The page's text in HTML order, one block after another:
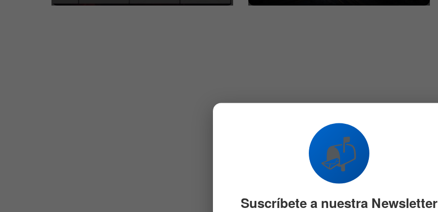
📬
Suscríbete a nuestra Newsletter